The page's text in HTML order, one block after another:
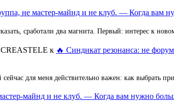
не мастер-майнд и не клуб. — Когда вам
сработали два магнита. Первый: интерес к
CREASTELE к 🔥 Синдикат резонанса: не
для меня действительно важен: как выбрать
майнд и не клуб. — Когда вам нужно